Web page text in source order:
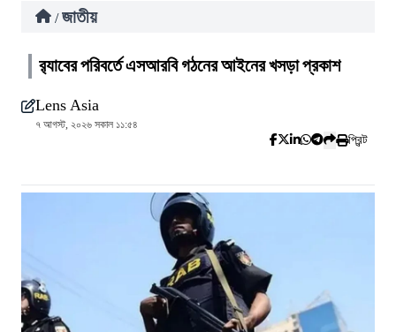
/ জাতীয়
র‍্যাবের পরিবর্তে এসআরবি গঠনের আইনের খসড়া প্রকাশ
Lens Asia
৭ আগস্ট, ২০২৬ সকাল ১১:৫৪
প্রিন্ট